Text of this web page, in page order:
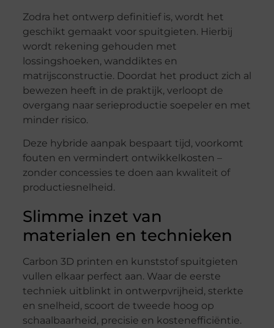
Zodra het ontwerp definitief is, wordt het
geschikt gemaakt voor spuitgieten. Hierbij
wordt rekening gehouden met
lossingshoeken, wanddiktes en
matrijsconstructie. Doordat het product zich al
bewezen heeft in de praktijk, verloopt de
overgang naar serieproductie soepeler en met
minder risico.
Deze hybride aanpak bespaart tijd, voorkomt
fouten en vermindert ontwikkelkosten –
zonder concessies te doen aan kwaliteit of
productiesnelheid.
Slimme inzet van
materialen en technieken
Carbon 3D printen en kunststof spuitgieten
vullen elkaar perfect aan. Waar de eerste
techniek uitblinkt in ontwerpvrijheid, sterkte
en snelheid, scoort de tweede hoog op
schaalbaarheid, precisie en kostenefficiëntie.